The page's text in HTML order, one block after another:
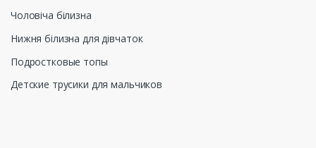
Чоловіча білизна
Нижня білизна для дівчаток
Подростковые топы
Детские трусики для мальчиков